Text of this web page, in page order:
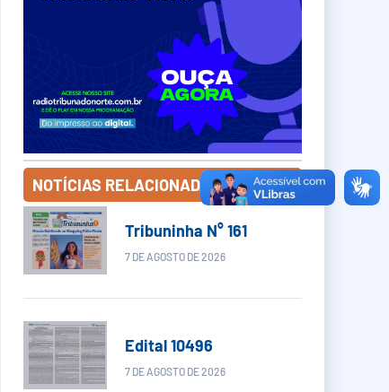
NOTÍCIAS RELACIONADAS
Tribuninha N° 161
7 DE AGOSTO DE 2026
Edital 10496
7 DE AGOSTO DE 2026